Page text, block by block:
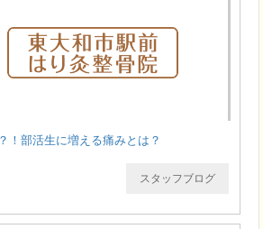
！部活生に増える痛みとは？
スタッフブログ